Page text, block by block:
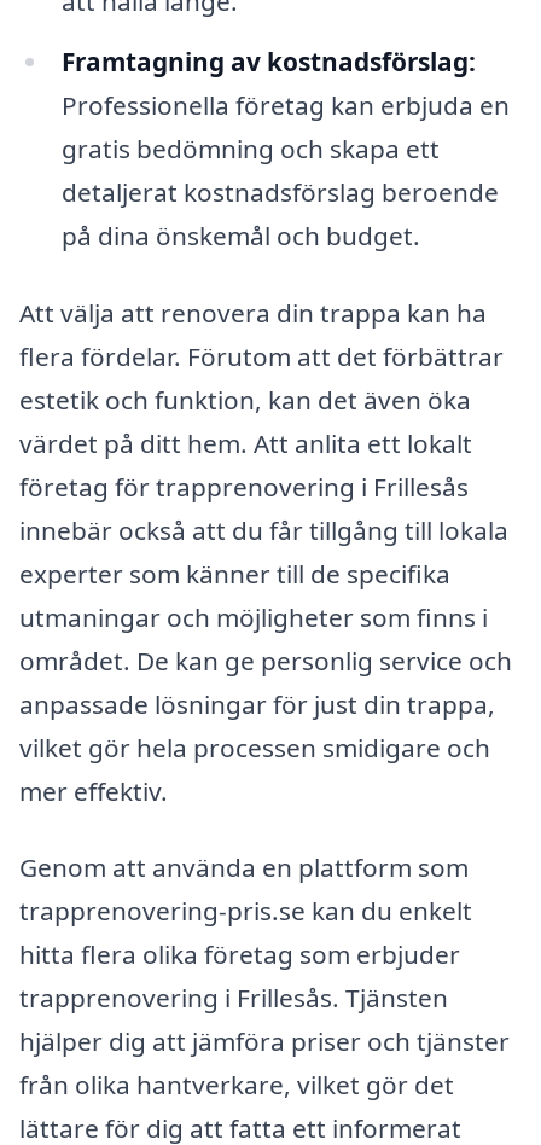
Framtagning av kostnadsförslag:
Professionella företag kan erbjuda en
gratis bedömning och skapa ett
detaljerat kostnadsförslag beroende
på dina önskemål och budget.
Att välja att renovera din trappa kan ha
flera fördelar. Förutom att det förbättrar
estetik och funktion, kan det även öka
värdet på ditt hem. Att anlita ett lokalt
företag för trapprenovering i Frillesås
innebär också att du får tillgång till lokala
experter som känner till de specifika
utmaningar och möjligheter som finns i
området. De kan ge personlig service och
anpassade lösningar för just din trappa,
vilket gör hela processen smidigare och
mer effektiv.
Genom att använda en plattform som
trapprenovering-pris.se kan du enkelt
hitta flera olika företag som erbjuder
trapprenovering i Frillesås. Tjänsten
hjälper dig att jämföra priser och tjänster
från olika hantverkare, vilket gör det
lättare för dig att fatta ett informerat